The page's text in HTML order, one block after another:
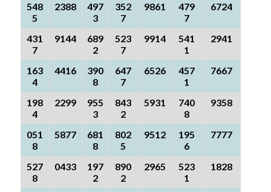
548
5
2388
497
3
352
7
9861
479
7
6724
431
7
9144
689
2
523
7
9914
541
1
2941
163
4
4416
390
8
647
7
6526
457
1
7667
198
4
2299
955
3
843
2
5931
740
8
9358
051
8
5877
681
8
802
5
9512
195
6
7777
527
8
0433
197
2
890
2
2965
523
1
1828